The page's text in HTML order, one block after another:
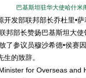
巴基斯坦驻华大使哈什
发部联邦部长乔杜里•
邦部长赞扬巴基斯坦大
了参议员穆沙希德•侯赛
的致辞。
for Overseas and